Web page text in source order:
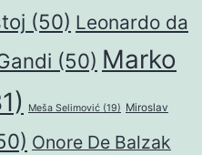
(50) Leonardo da
(50) Marko
Meša Selimović (19) Miroslav
Onore De Balzak